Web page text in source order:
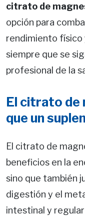
citrato de
opción para
rendimiento físico
siempre que se
profesional de la
El citrato de
que un
El citrato de
beneficios en la
sino que también
digestión y el
intestinal y